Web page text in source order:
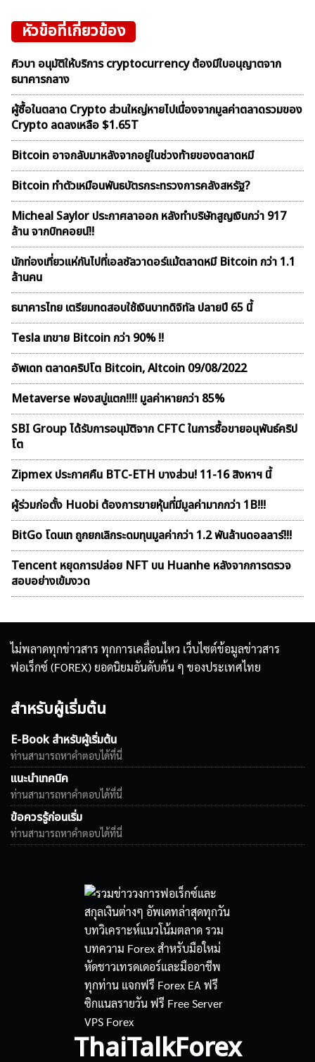
หัวข้อที่เกี่ยวข้อง
คิวบา อนุมัติให้บริการ cryptocurrency ต้องมีใบอนุญาตจาก
ธนาคารกลาง
ผู้ซื้อในตลาด Crypto ส่วนใหญ่หายไปเนื่องจากมูลค่าตลาดรวมของ
Crypto ลดลงเหลือ $1.65T
Bitcoin อาจกลับมาหลังจากอยู่ในช่วงท้ายของตลาดหมี
Bitcoin ทำตัวเหมือนพันธบัตรกระทรวงการคลังสหรัฐ?
Micheal Saylor ประกาศลาออก หลังทำบริษัทสูญเงินกว่า 917
ล้าน จากบิทคอยน์!!
นักท่องเที่ยวแห่กันไปที่เอลซัลวาดอร์แม้ตลาดหมี Bitcoin กว่า 1.1
ล้านคน
ธนาคารไทย เตรียมทดสอบใช้เงินบาทดิจิทัล ปลายปี 65 นี้
Tesla เทขาย Bitcoin กว่า 90% !!
อัพเดท ตลาดคริปโต Bitcoin, Altcoin 09/08/2022
Metaverse ฟองสบู่เเตก!!!! มูลค่าหายกว่า 85%
SBI Group ได้รับการอนุมัติจาก CFTC ในการซื้อขายอนุพันธ์คริป
โต
Zipmex ประกาศคืน BTC-ETH บางส่วน! 11-16 สิงหาฯ นี้
ผู้ร่วมก่อตั้ง Huobi ต้องการขายหุ้นที่มีมูลค่ามากกว่า 1B!!!
BitGo โดนเท ถูกยกเลิกระดมทุนมูลค่ากว่า 1.2 พันล้านดอลลาร์!!!
Tencent หยุดการปล่อย NFT บน Huanhe หลังจากการตรวจ
สอบอย่างเข้มงวด
ไม่พลาดทุกข่าวสาร ทุกการเคลื่อนไหว เว็บไซต์ข้อมูลข่าวสาร
ฟอเร็กซ์ (FOREX) ยอดนิยมอันดับต้น ๆ ของประเทศไทย
สำหรับผู้เริ่มต้น
E-Book สำหรับผู้เริ่มต้น
ท่านสามารถหาคำตอบได้ที่นี่
แนะนำเทคนิค
ท่านสามารถหาคำตอบได้ที่นี่
ข้อควรรู้ก่อนเริ่ม
ท่านสามารถหาคำตอบได้ที่นี่
ThaiTalkForex